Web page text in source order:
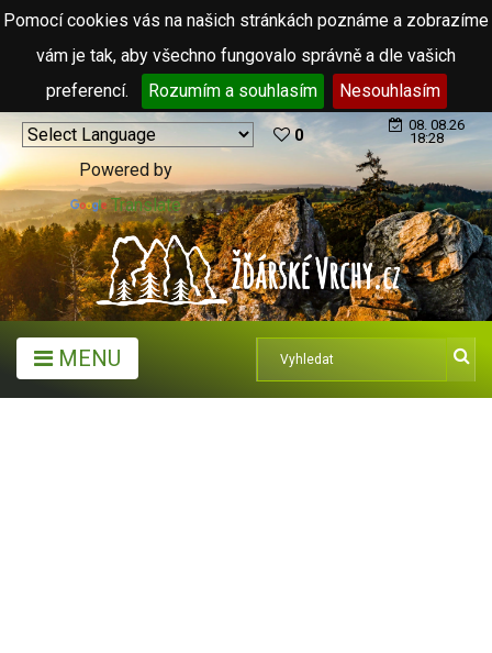
Pomocí cookies vás na našich stránkách poznáme a zobrazíme
vám je tak, aby všechno fungovalo správně a dle vašich
preferencí.
Rozumím a souhlasím Nesouhlasím
Powered by
Translate
0
08. 08.26
18:28
MENU